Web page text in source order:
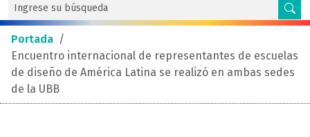
Portada /
Encuentro internacional de representantes de escuelas
de diseño de América Latina se realizó en ambas sedes
de la UBB